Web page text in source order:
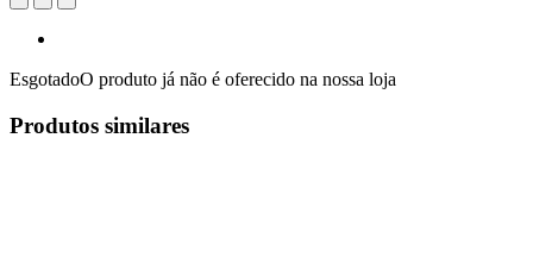
EsgotadoO produto já não é oferecido na nossa loja
Produtos similares